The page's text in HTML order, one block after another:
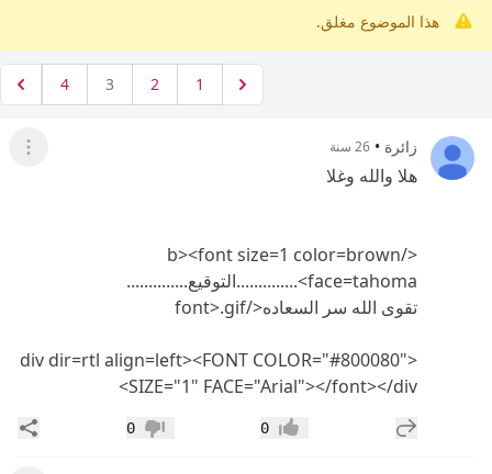
هذا الموضوع مغلق.
1
2
3
4
زائرة • 26 سنة عرض
هلا والله وغلا
</b><font size=1 color=brown
face=tahoma>..............التوقيع..............
تقوى الله سر السعاده</font>.gif
<div dir=rtl align=left><FONT COLOR="#800080"
SIZE="1" FACE="Arial"></font></div>
إضافة رد جديد إعجاب0 عدم إعجاب
0